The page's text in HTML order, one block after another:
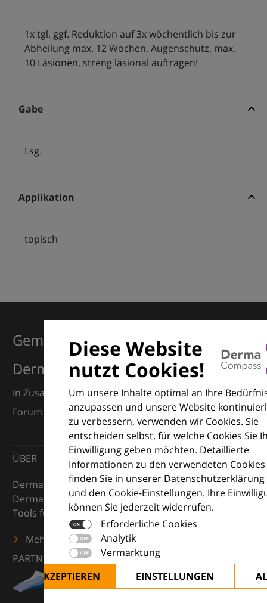
1x tgl. ggf. Reduktion auf 3x wöchentlich bis zur
Abheilung max. 12 Wochen. Augenschutz, max.
10 Läsionen, streng läsional auftragen!
Gabe
Lsg.
Applikation
topisch
Diese Website
nutzt Cookies!
Um unsere Inhalte optimal an Ihre
anzupassen und unsere Website
zu verbessern, verwenden wir Cookies. Sie
entscheiden selbst, für welche Cookies Sie
Einwilligung geben möchten. Detaillierte
Informationen zu den verwendeten Cookies
finden Sie in unserer Datenschutzerklärung
und den Cookie-Einstellungen. Ihre
können Sie jederzeit widerrufen.
Erforderliche Cookies
Analytik
Vermarktung
ALLE AKZEPTIEREN
EINSTELLUNGEN
Gemeinsam für Exzellenz in der
Dermatologie
In Zusammenarbeit mit dem European Dermatology
Forum (EDF) und Euroderm Excellence
ÜBER
DermaCompass ist Ihr digitaler Kompass für die
Dermatologie – mit Wissen, Bildern und praktischen
Tools für den klinischen Alltag.
Mehr erfahren
PARTNER